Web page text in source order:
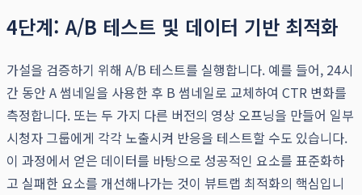
4단계: A/B 테스트 및 데이터 기반 최적화
가설을 검증하기 위해 A/B 테스트를 실행합니다. 예를 들어, 24시
간 동안 A 썸네일을 사용한 후 B 썸네일로 교체하여 CTR 변화를
측정합니다. 또는 두 가지 다른 버전의 영상 오프닝을 만들어 일부
시청자 그룹에게 각각 노출시켜 반응을 테스트할 수도 있습니다.
이 과정에서 얻은 데이터를 바탕으로 성공적인 요소를 표준화하
고 실패한 요소를 개선해나가는 것이 뷰트랩 최적화의 핵심입니